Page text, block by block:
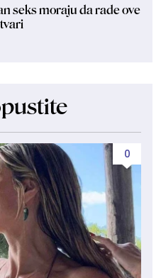
seks moraju da rade ove
0